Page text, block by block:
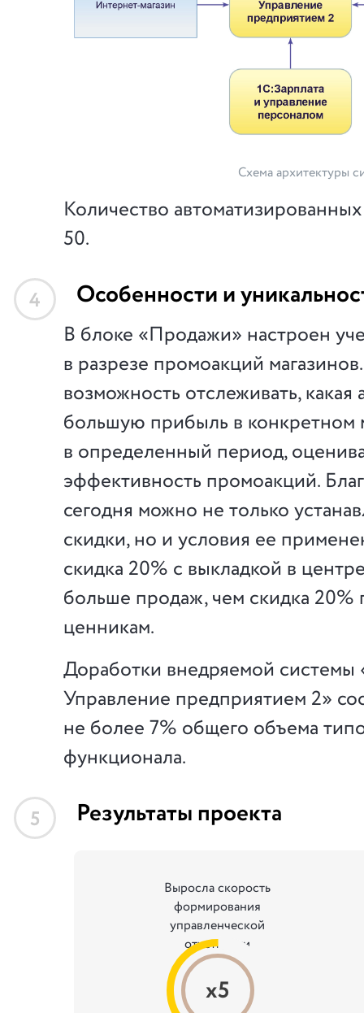
Схема архитектуры
Количество
50.
4 Особенности и
В блоке «Продажи» настроен
в разрезе промоакций
возможность отслеживать,
большую прибыль в конкретном
в определенный период,
эффективность промоакций.
сегодня можно не только
скидки, но и условия ее
скидка 20% с выкладкой в
больше продаж, чем скидка
ценникам.
Доработки внедряемой системы
Управление предприятием 2»
не более 7% общего объема
функционала.
5 Результаты проекта
Выросла скорость
формирования
управленческой
отчетности
х5